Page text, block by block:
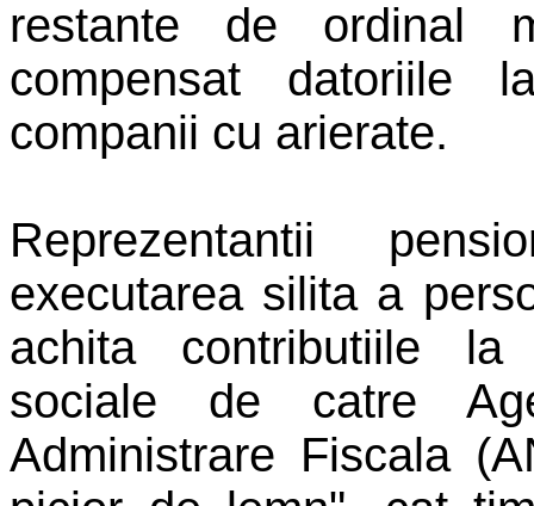
restante de ordinal
compensat datoriile
companii cu arierate.
Reprezentantii
executarea silita a
achita contributiile la
sociale de catre
Administrare Fiscala